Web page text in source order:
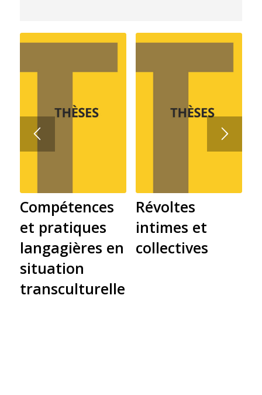
Compétences
et pratiques
langagières en
situation
transculturelle
Révoltes
intimes et
collectives